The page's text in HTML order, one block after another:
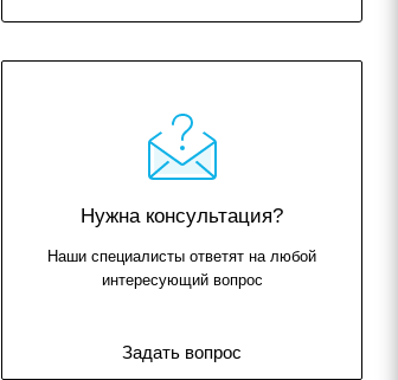
Нужна консультация?
Наши специалисты ответят на любой
интересующий вопрос
Задать вопрос